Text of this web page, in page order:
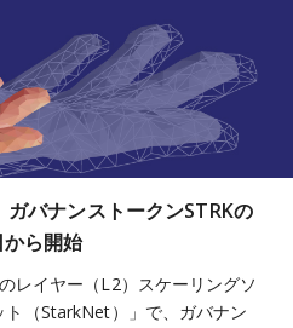
バナンストークンSTRKの
ら開始
レイヤー（L2）スケーリングソ
ト（StarkNet）」で、ガバナン